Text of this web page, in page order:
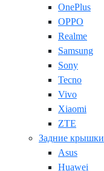
OnePlus
OPPO
Realme
Samsung
Sony
Tecno
Vivo
Xiaomi
ZTE
Задние крышки
Asus
Huawei